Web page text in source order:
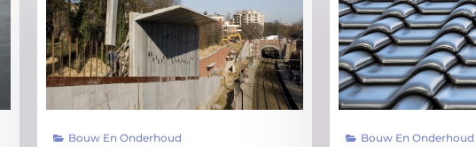
Bouw En Onderhoud Bouw En Onderhoud